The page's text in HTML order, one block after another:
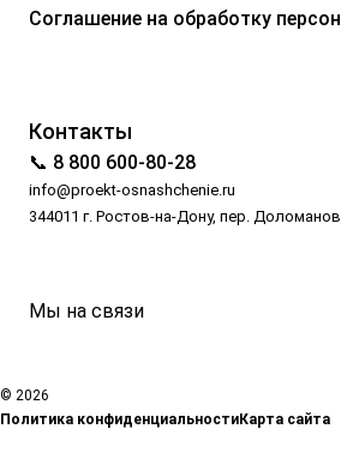
Соглашение на обработку
Контакты
📞 8 800 600-80-28
info@proekt-osnashchenie.ru
344011 г. Ростов-на-Дону, пер.
Мы на связи
© 2026
Политика конфиденциальностиКарта сайта